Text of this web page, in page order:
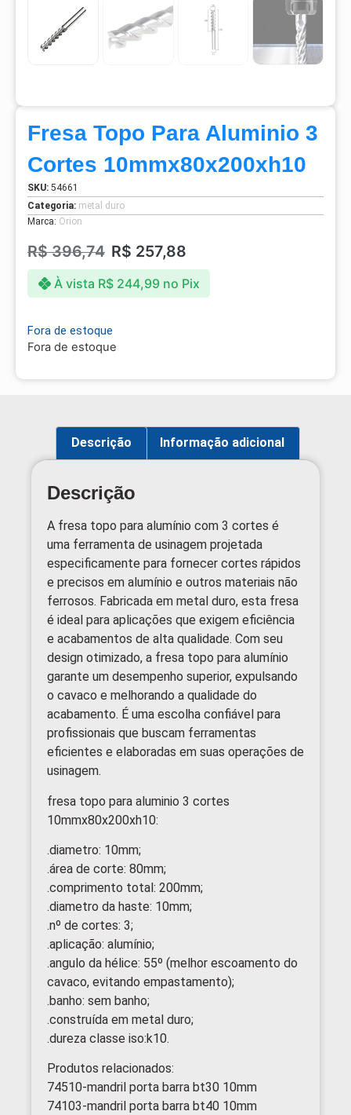
Fresa Topo Para Aluminio 3
Cortes 10mmx80x200xh10
SKU: 54661
Categoria: metal duro
Marca: Orion
R$396,74 R$ 257,88
À vista R$244,99 no Pix
Fora de estoque
Fora de estoque
Descrição Informação adicional
Descrição
A fresa topo para alumínio com 3 cortes é
uma ferramenta de usinagem projetada
especificamente para fornecer cortes rápidos
e precisos em alumínio e outros materiais não
ferrosos. Fabricada em metal duro, esta fresa
é ideal para aplicações que exigem eficiência
e acabamentos de alta qualidade. Com seu
design otimizado, a fresa topo para alumínio
garante um desempenho superior, expulsando
o cavaco e melhorando a qualidade do
acabamento. É uma escolha confiável para
profissionais que buscam ferramentas
eficientes e elaboradas em suas operações de
usinagem.
fresa topo para aluminio 3 cortes
10mmx80x200xh10:
.diametro: 10mm;
.área de corte: 80mm;
.comprimento total: 200mm;
.diametro da haste: 10mm;
.nº de cortes: 3;
.aplicação: alumínio;
.angulo da hélice: 55º (melhor escoamento do
cavaco, evitando empastamento);
.banho: sem banho;
.construída em metal duro;
.dureza classe iso:k10.
Produtos relacionados:
74510-mandril porta barra bt30 10mm
74103-mandril porta barra bt40 10mm